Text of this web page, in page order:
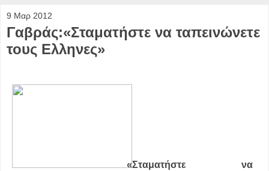
9 Μαρ 2012
Γαβράς:«Σταματήστε να ταπεινώνετε
τους Ελληνες»
«Σταματήστε να